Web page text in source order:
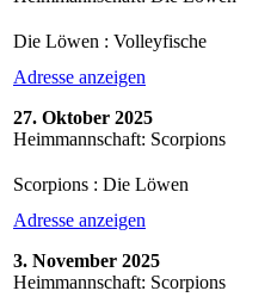
Die Löwen : Volleyfische
Adresse anzeigen
27. Oktober 2025
Heimmannschaft: Scorpions
Scorpions : Die Löwen
Adresse anzeigen
3. November 2025
Heimmannschaft: Scorpions